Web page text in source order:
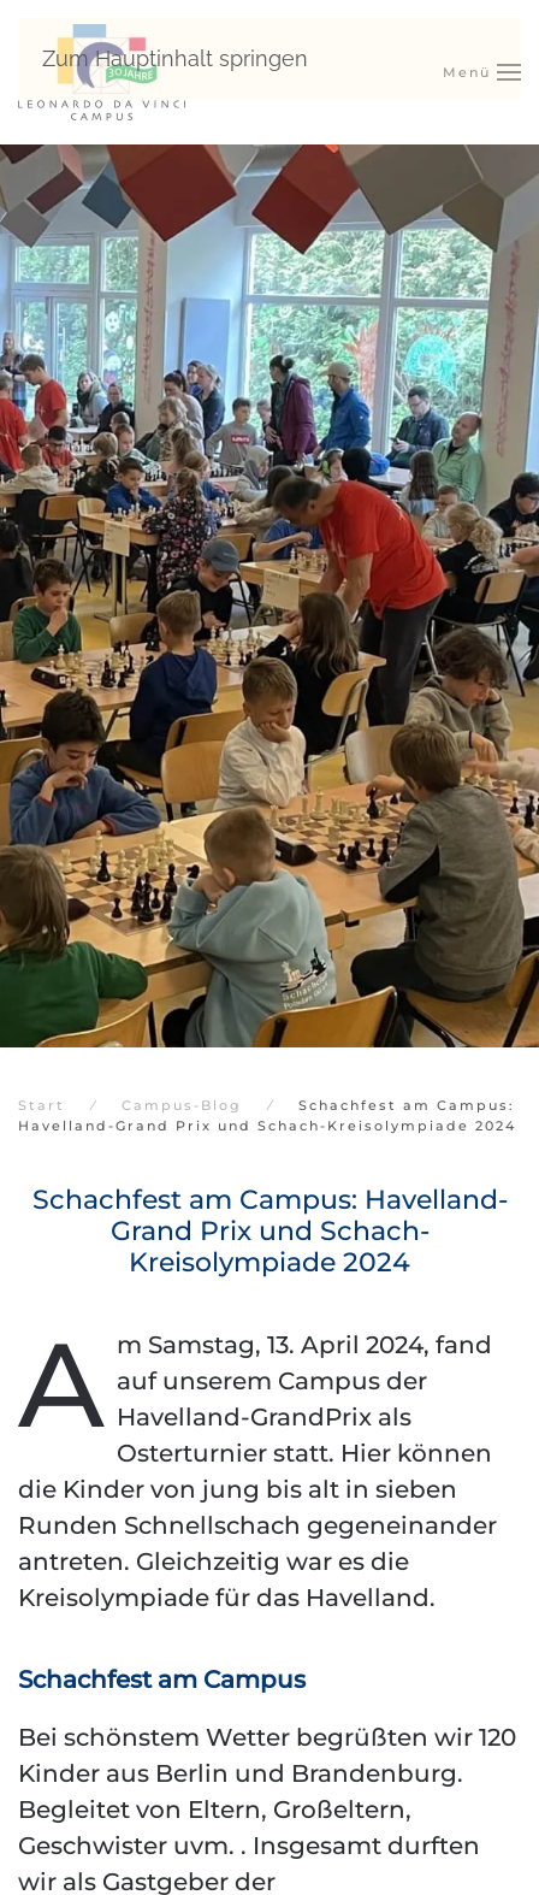
Zum Hauptinhalt springen
Menü
Start Campus-Blog
Schachfest am Campus:
Havelland-Grand Prix und Schach-Kreisolympiade 2024
Schachfest am Campus: Havelland-
Grand Prix und Schach-
Kreisolympiade 2024
A m Samstag, 13. April 2024, fand
auf unserem Campus der
Havelland-GrandPrix als
Osterturnier statt. Hier können
die Kinder von jung bis alt in sieben
Runden Schnellschach gegeneinander
antreten. Gleichzeitig war es die
Kreisolympiade für das Havelland.
Schachfest am Campus
Bei schönstem Wetter begrüßten wir 120
Kinder aus Berlin und Brandenburg.
Begleitet von Eltern, Großeltern,
Geschwister uvm. . Insgesamt durften
wir als Gastgeber der